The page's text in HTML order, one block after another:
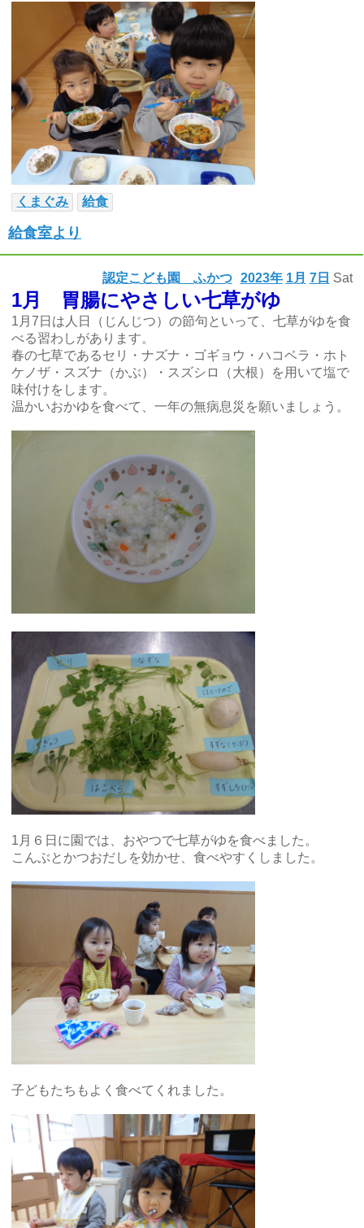
くまぐみ 給食
給食室より
2023年 1月 7日 Sat
認定こども園 ふかつ
1月 胃腸にやさしい七草がゆ
1月7日は人日（じんじつ）の節句といって、七草がゆを食
べる習わしがあります。
春の七草であるセリ・ナズナ・ゴギョウ・ハコベラ・ホト
ケノザ・スズナ（かぶ）・スズシロ（大根）を用いて塩で
味付けをします。
温かいおかゆを食べて、一年の無病息災を願いましょう。
1月６日に園では、おやつで七草がゆを食べました。
こんぶとかつおだしを効かせ、食べやすくしました。
子どもたちもよく食べてくれました。